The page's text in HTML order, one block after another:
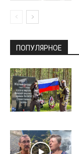
ПОПУЛЯРНОЕ